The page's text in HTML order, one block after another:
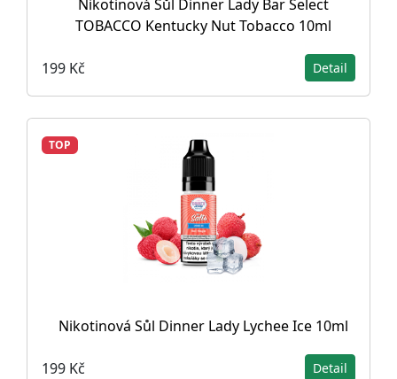
Nikotinová Sůl Dinner Lady Bar Select
TOBACCO Kentucky Nut Tobacco 10ml
199 Kč Detail
TOP
Nikotinová Sůl Dinner Lady Lychee Ice 10ml
199 Kč Detail